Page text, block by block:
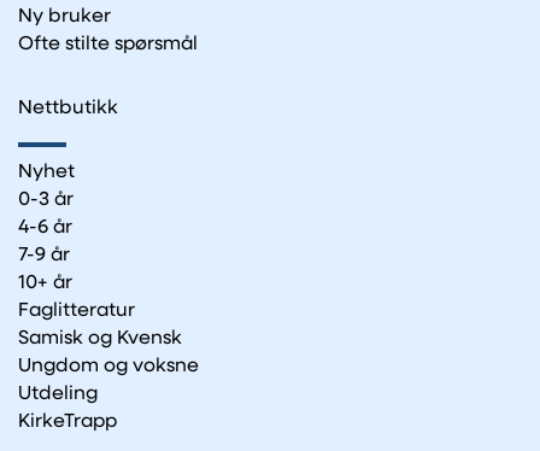
Ny bruker
Ofte stilte spørsmål
Nettbutikk
Nyhet
0-3 år
4-6 år
7-9 år
10+ år
Faglitteratur
Samisk og Kvensk
Ungdom og voksne
Utdeling
KirkeTrapp